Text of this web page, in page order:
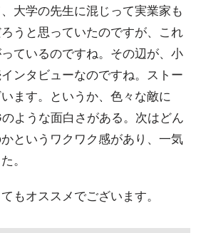
大学の先生に混じって実業家も
うと思っていたのですが、これ
ているのですね。その辺が、小
ンタビューなのですね。ストー
ます。というか、色々な敵に
ような面白さがある。次はどん
というワクワク感があり、一気
。
もオススメでございます。